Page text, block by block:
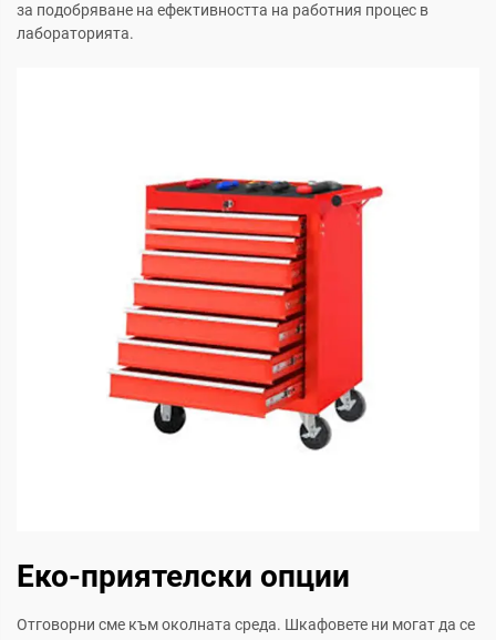
за подобряване на ефективността на работния процес в
лабораторията.
Еко-приятелски опции
Отговорни сме към околната среда. Шкафовете ни могат да се